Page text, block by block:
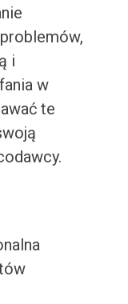
i
w
te